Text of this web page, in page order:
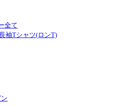
全て
袖Tシャツ(ロンT)